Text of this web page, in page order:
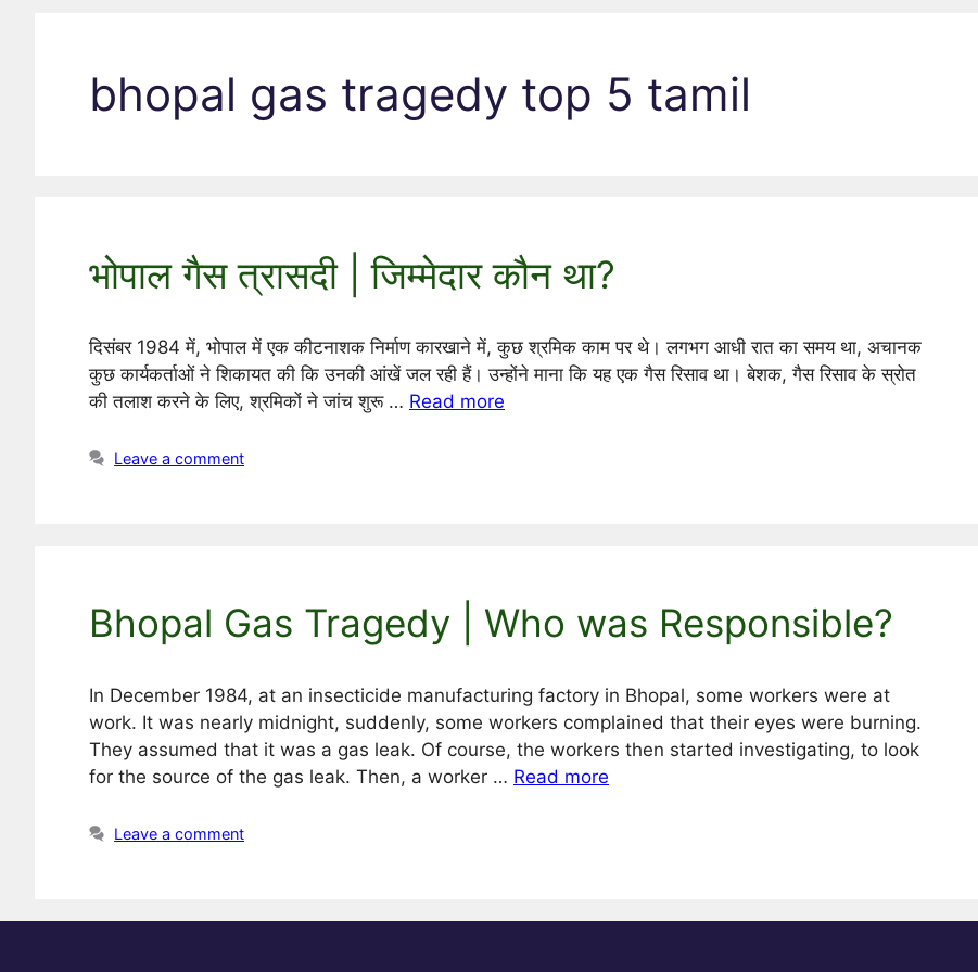
bhopal gas tragedy top 5 tamil
भोपाल गैस त्रासदी | जिम्मेदार कौन था?
दिसंबर 1984 में, भोपाल में एक कीटनाशक निर्माण कारखाने में, कुछ श्रमिक काम पर थे। लगभग आधी रात का समय था, अचानक
कुछ कार्यकर्ताओं ने शिकायत की कि उनकी आंखें जल रही हैं। उन्होंने माना कि यह एक गैस रिसाव था। बेशक, गैस रिसाव के स्रोत
की तलाश करने के लिए, श्रमिकों ने जांच शुरू … Read more
Leave a comment
Bhopal Gas Tragedy | Who was Responsible?
In December 1984, at an insecticide manufacturing factory in Bhopal, some workers were at
work. It was nearly midnight, suddenly, some workers complained that their eyes were burning.
They assumed that it was a gas leak. Of course, the workers then started investigating, to look
for the source of the gas leak. Then, a worker … Read more
Leave a comment